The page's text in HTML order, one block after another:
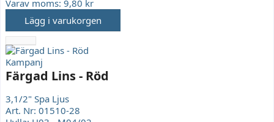
Varav moms: 9,80 kr
Lägg i varukorgen
Kampanj
Färgad Lins - Röd
3,1/2" Spa Ljus
Art. Nr: 01510-28